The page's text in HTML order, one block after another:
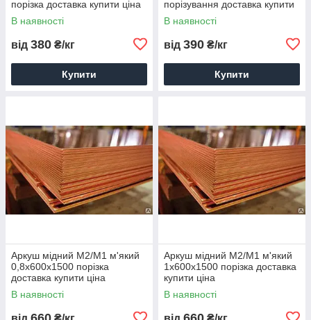
порізка доставка купити ціна
В наявності
від 380 ₴/кг
Купити
порізування доставка купити
ціна
В наявності
від 390 ₴/кг
Купити
Аркуш мідний М2/М1 м'який
0,8х600х1500 порізка
доставка купити ціна
В наявності
Аркуш мідний М2/М1 м'який
1х600х1500 порізка доставка
купити ціна
В наявності